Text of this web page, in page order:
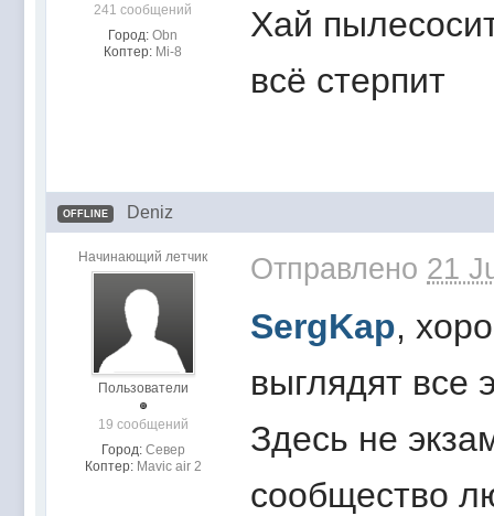
241 сообщений
Город: Obn
Коптер: Mi-8
Хай
всё стерпит
OFFLINE Deniz
Начинающий летчик
Пользователи
19 сообщений
Город: Север
Коптер: Mavic air 2
Отправлено 21
SergKap,
выглядят все
Здесь не
сообщество